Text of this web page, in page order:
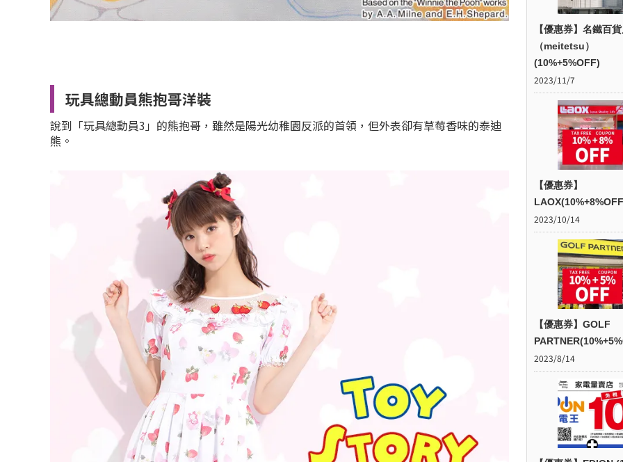
玩具總動員熊抱哥洋裝
說到「玩具總動員3」的熊抱哥，雖然是陽光幼稚園反派的首領，但外表卻有草莓香味的泰迪
熊。
【優惠券】名鐵百
（meitetsu）
(10%+5%OFF)
2023/11/7
【優惠券】
2023/10/14
【優惠券】GOLF
2023/8/14